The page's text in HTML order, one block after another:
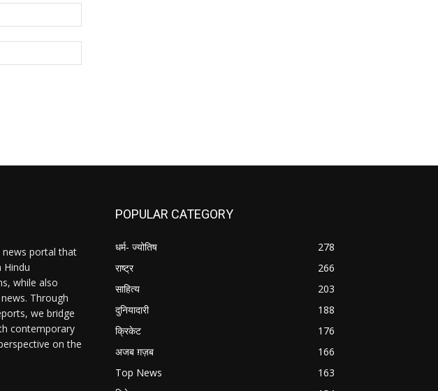
news portal that
Hindu
while also
Through
we bridge
contemporary
on the
POPULAR CATEGORY
धर्म- ज्योतिष
278
राष्ट्र
266
साहित्य
203
दुनियादारी
188
क्रिकेट
176
अजब ग़ज़ब
166
Top News
163